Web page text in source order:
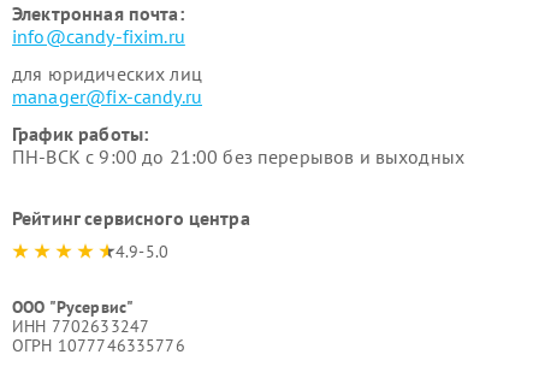
Электронная почта:
info@candy-fixim.ru
для юридических лиц
manager@fix-candy.ru
График работы:
ПН-ВСК с 9:00 до 21:00 без перерывов и выходных
Рейтинг сервисного центра
4.9-5.0
ООО "Русервис"
ИНН 7702633247
ОГРН 1077746335776